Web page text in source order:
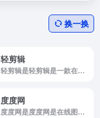
换一换
轻剪辑
轻剪辑是轻剪辑是一款在线编辑剪辑视频的软件，适用于各类视频剪辑场景，多尺寸自由选择，无需给下载，云端存储，一点即用。现在开始您的创作之旅！
度度网
度度网是度度网是在线图片压缩工具。